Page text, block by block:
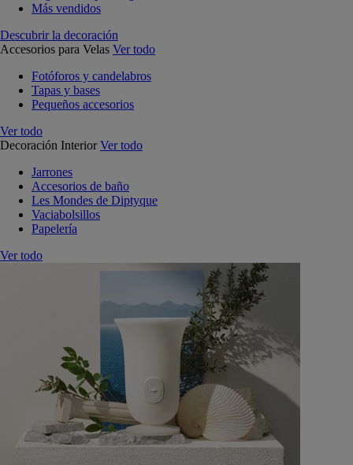
Más vendidos
Descubrir la decoración
Accesorios para Velas Ver todo
Fotóforos y candelabros
Tapas y bases
Pequeños accesorios
Ver todo
Decoración Interior Ver todo
Jarrones
Accesorios de baño
Les Mondes de Diptyque
Vaciabolsillos
Papelería
Ver todo